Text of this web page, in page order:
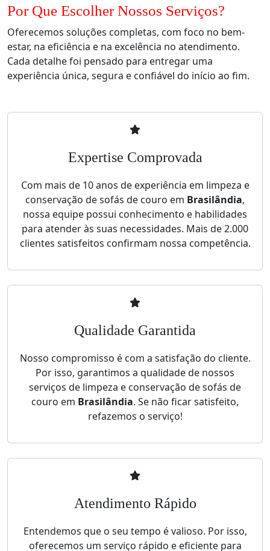
Por Que Escolher Nossos Serviços?
Oferecemos soluções completas, com foco no bem-
estar, na eficiência e na excelência no atendimento.
Cada detalhe foi pensado para entregar uma
experiência única, segura e confiável do início ao fim.
Expertise Comprovada
Com mais de 10 anos de experiência em limpeza e
conservação de sofás de couro em Brasilândia,
nossa equipe possui conhecimento e habilidades
para atender às suas necessidades. Mais de 2.000
clientes satisfeitos confirmam nossa competência.
Qualidade Garantida
Nosso compromisso é com a satisfação do cliente.
Por isso, garantimos a qualidade de nossos
serviços de limpeza e conservação de sofás de
couro em Brasilândia. Se não ficar satisfeito,
refazemos o serviço!
Atendimento Rápido
Entendemos que o seu tempo é valioso. Por isso,
oferecemos um serviço rápido e eficiente para